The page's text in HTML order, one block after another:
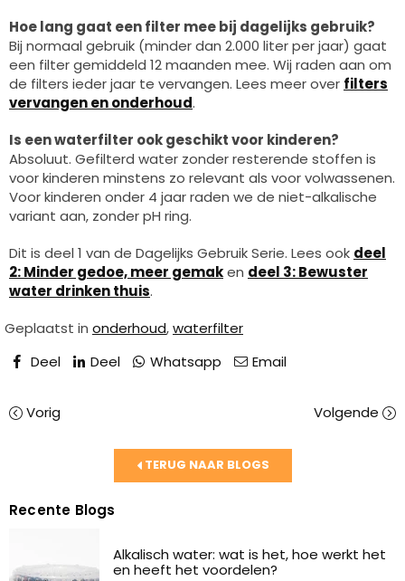
Hoe lang gaat een filter mee bij dagelijks gebruik?
Bij normaal gebruik (minder dan 2.000 liter per jaar) gaat
een filter gemiddeld 12 maanden mee. Wij raden aan om
de filters ieder jaar te vervangen. Lees meer over filters
vervangen en onderhoud.
Is een waterfilter ook geschikt voor kinderen?
Absoluut. Gefilterd water zonder resterende stoffen is
voor kinderen minstens zo relevant als voor volwassenen.
Voor kinderen onder 4 jaar raden we de niet-alkalische
variant aan, zonder pH ring.
Dit is deel 1 van de Dagelijks Gebruik Serie. Lees ook deel
2: Minder gedoe, meer gemaken deel 3: Bewuster
water drinken thuis.
Geplaatst in onderhoud,waterfilter
Deel
Deel Whatsapp Email
Vorig Volgende
TERUG NAAR BLOGS
Recente Blogs
Alkalisch water: wat is het, hoe werkt het
en heeft het voordelen?